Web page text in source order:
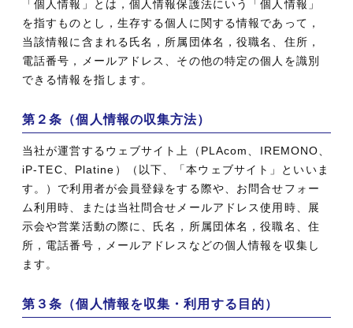
「個人情報」とは，個人情報保護法にいう「個人情報」
を指すものとし，生存する個人に関する情報であって，
当該情報に含まれる氏名，所属団体名，役職名、住所，
電話番号，メールアドレス、その他の特定の個人を識別
できる情報を指します。
第２条（個人情報の収集方法）
当社が運営するウェブサイト上（PLAcom、IREMONO、
iP-TEC、Platine）（以下、「本ウェブサイト」といいま
す。）で利用者が会員登録をする際や、お問合せフォー
ム利用時、または当社問合せメールアドレス使用時、展
示会や営業活動の際に、氏名，所属団体名，役職名、住
所，電話番号，メールアドレスなどの個人情報を収集し
ます。
第３条（個人情報を収集・利用する目的）